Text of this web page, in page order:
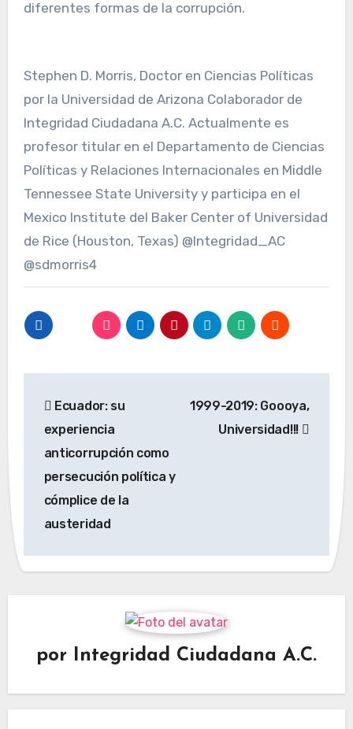
diferentes formas de la corrupción.
Stephen D. Morris, Doctor en Ciencias Políticas
por la Universidad de Arizona Colaborador de
Integridad Ciudadana A.C. Actualmente es
profesor titular en el Departamento de Ciencias
Políticas y Relaciones Internacionales en Middle
Tennessee State University y participa en el
Mexico Institute del Baker Center of Universidad
de Rice (Houston, Texas) @Integridad_AC
@sdmorris4
de
entradas
Ecuador: su
experiencia
anticorrupción como
persecución política y
cómplice de la
austeridad
1999-2019: Goooya,
Universidad!!!
por Integridad Ciudadana A.C.